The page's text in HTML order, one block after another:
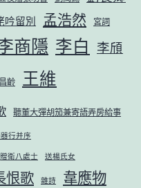
吟留別 孟浩然 宮詞
商隱 李白 李頎
齡 王維
聽董大彈胡笳兼寄語弄房給事
行并序
贈衛八處士 送楊氏女
恨歌 雜詩 韋應物